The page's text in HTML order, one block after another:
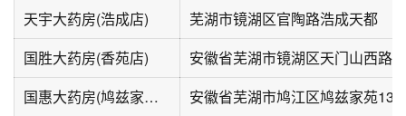
天宇大药房(浩成店)
芜湖市镜湖区官陶路浩成天都
国胜大药房(香苑店)
安徽省芜湖市镜湖区天门山西路
国惠大药房(鸠兹家苑馨园店)
安徽省芜湖市鸠江区鸠兹家苑